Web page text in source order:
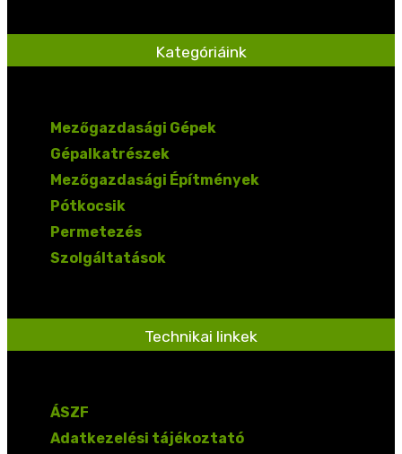
Kategóriáink
Mezőgazdasági Gépek
Gépalkatrészek
Mezőgazdasági Építmények
Pótkocsik
Permetezés
Szolgáltatások
Technikai linkek
ÁSZF
Adatkezelési tájékoztató